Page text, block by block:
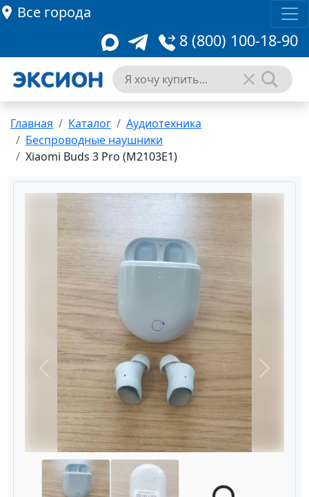
Все города
8 (800) 100-18-90
Главная Каталог
Аудиотехника
Беспроводные наушники
Xiaomi Buds 3 Pro (M2103E1)
Назад Вперёд
Loading...